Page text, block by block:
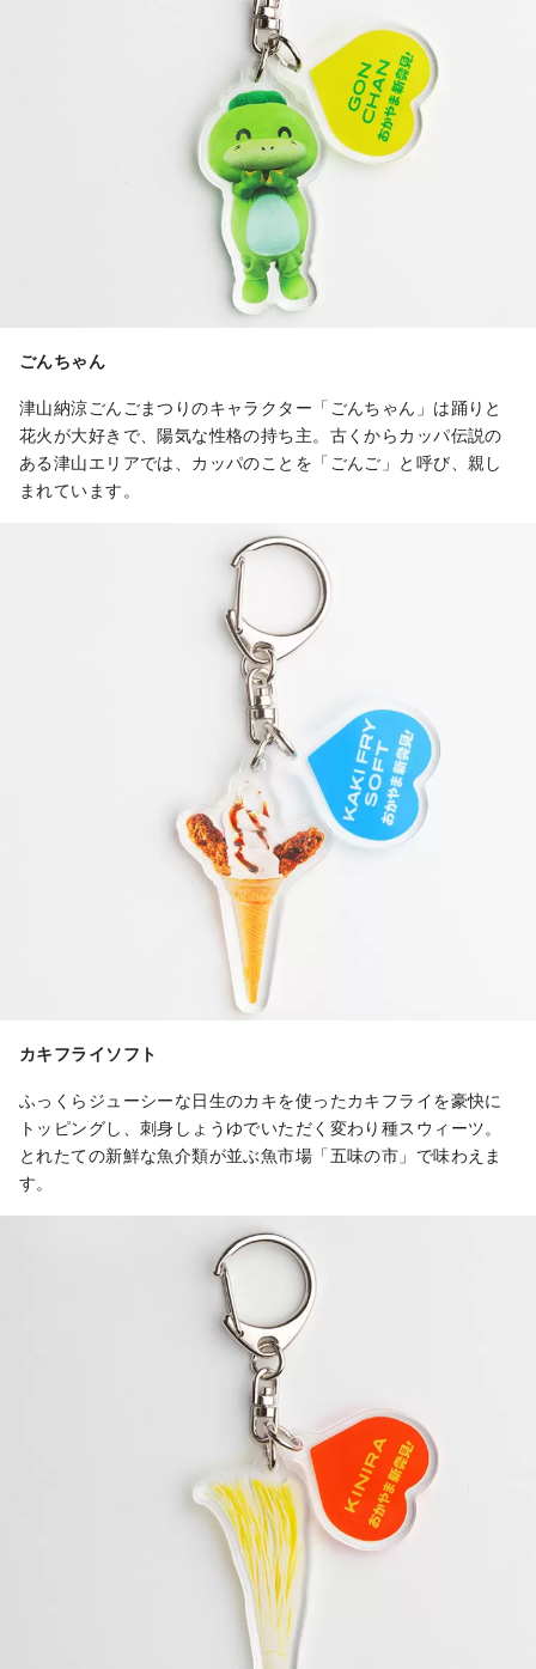
ごんちゃん
津山納涼ごんごまつりのキャラクター「ごんちゃん」は踊りと
花火が大好きで、陽気な性格の持ち主。古くからカッパ伝説の
ある津山エリアでは、カッパのことを「ごんご」と呼び、親し
まれています。
カキフライソフト
ふっくらジューシーな日生のカキを使ったカキフライを豪快に
トッピングし、刺身しょうゆでいただく変わり種スウィーツ。
とれたての新鮮な魚介類が並ぶ魚市場「五味の市」で味わえま
す。